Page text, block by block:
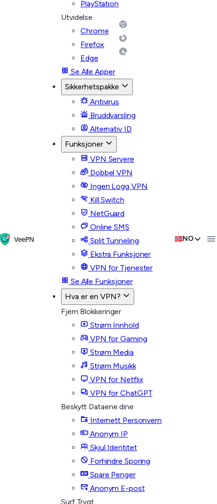
PlayStation
Utvidelse
Chrome
Firefox
Edge
Se Alle Apper
Sikkerhetspakke
Antivirus
Bruddvarsling
Alternativ ID
Funksjoner
VPN Servere
Dobbel VPN
Ingen Logg VPN
Kill Switch
NetGuard
Online SMS
Split Tunneling
Ekstra Funksjoner
VPN for Tjenester
Se Alle Funksjoner
Hva er en VPN?
Fjern Blokkeringer
Strøm Innhold
VPN for Gaming
Strøm Media
Strøm Musikk
VPN for Netflix
VPN for ChatGPT
Beskytt Dataene dine
Internett Personvern
Anonym IP
Skjul Identitet
Forhindre Sporing
Spare Penger
Anonym E-post
Surf Trygt
NO